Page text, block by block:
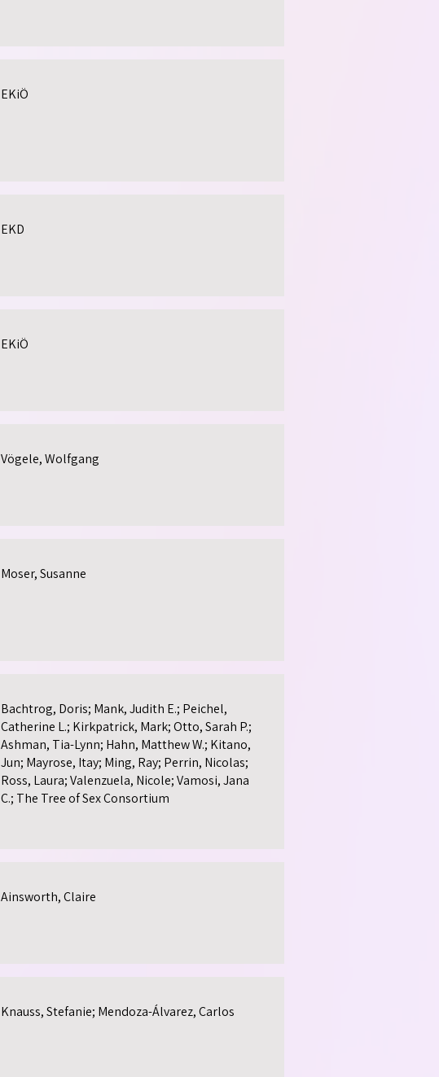
EKiÖ
EKD
EKiÖ
Vögele, Wolfgang
Moser, Susanne
Bachtrog, Doris; Mank, Judith E.; Peichel,
Catherine L.; Kirkpatrick, Mark; Otto, Sarah P.;
Ashman, Tia-Lynn; Hahn, Matthew W.; Kitano,
Jun; Mayrose, Itay; Ming, Ray; Perrin, Nicolas;
Ross, Laura; Valenzuela, Nicole; Vamosi, Jana
C.; The Tree of Sex Consortium
Ainsworth, Claire
Knauss, Stefanie; Mendoza-Álvarez, Carlos